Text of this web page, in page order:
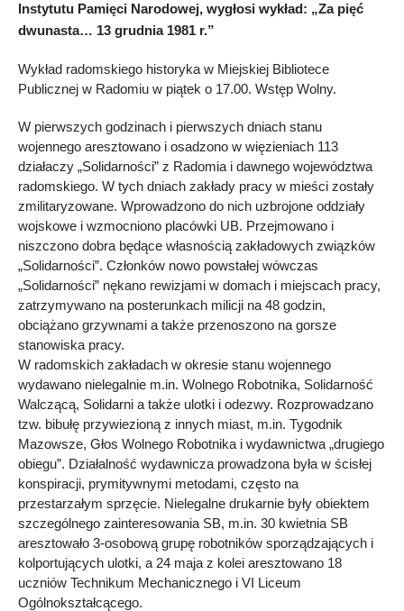
Instytutu Pamięci Narodowej, wygłosi wykład: „Za pięć
dwunasta… 13 grudnia 1981 r.”
Wykład radomskiego historyka w Miejskiej Bibliotece
Publicznej w Radomiu w piątek o 17.00. Wstęp Wolny.
W pierwszych godzinach i pierwszych dniach stanu
wojennego aresztowano i osadzono w więzieniach 113
działaczy „Solidarności” z Radomia i dawnego województwa
radomskiego. W tych dniach zakłady pracy w mieści zostały
zmilitaryzowane. Wprowadzono do nich uzbrojone oddziały
wojskowe i wzmocniono placówki UB. Przejmowano i
niszczono dobra będące własnością zakładowych związków
„Solidarności”. Członków nowo powstałej wówczas
„Solidarności” nękano rewizjami w domach i miejscach pracy,
zatrzymywano na posterunkach milicji na 48 godzin,
obciążano grzywnami a także przenoszono na gorsze
stanowiska pracy.
W radomskich zakładach w okresie stanu wojennego
wydawano nielegalnie m.in. Wolnego Robotnika, Solidarność
Walczącą, Solidarni a także ulotki i odezwy. Rozprowadzano
tzw. bibułę przywiezioną z innych miast, m.in. Tygodnik
Mazowsze, Głos Wolnego Robotnika i wydawnictwa „drugiego
obiegu”. Działalność wydawnicza prowadzona była w ścisłej
konspiracji, prymitywnymi metodami, często na
przestarzałym sprzęcie. Nielegalne drukarnie były obiektem
szczególnego zainteresowania SB, m.in. 30 kwietnia SB
aresztowało 3-osobową grupę robotników sporządzających i
kolportujących ulotki, a 24 maja z kolei aresztowano 18
uczniów Technikum Mechanicznego i VI Liceum
Ogólnokształcącego.